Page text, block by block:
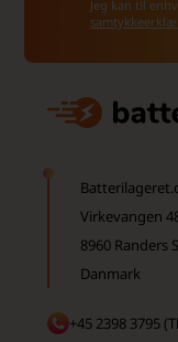
Jeg kan til
Virkevangen
8960 Randers
Danmark
+45 2398 3795